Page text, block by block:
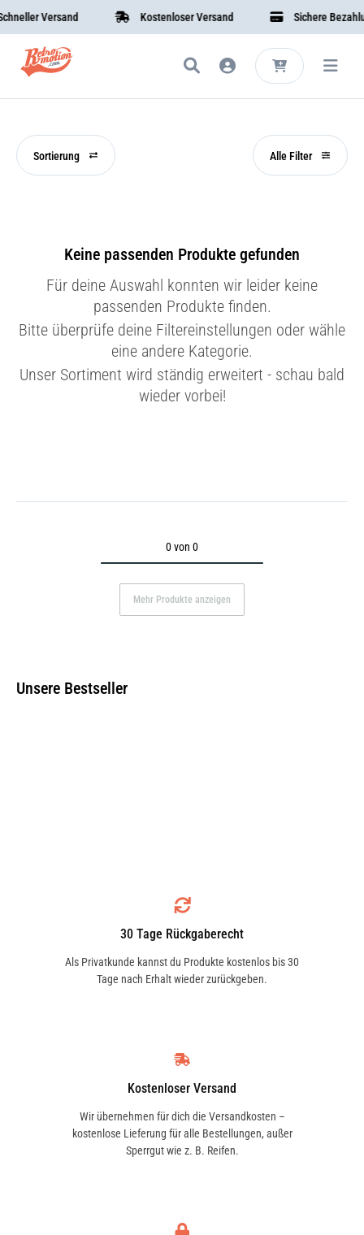
Versand Kostenloser Versand Sichere
Sortierung Alle Filter
Keine passenden Produkte gefunden
Für deine Auswahl konnten wir leider keine
passenden Produkte finden.
Bitte überprüfe deine Filtereinstellungen oder wähle
eine andere Kategorie.
Unser Sortiment wird ständig erweitert - schau bald
wieder vorbei!
0 von 0
Mehr Produkte anzeigen
Unsere Bestseller
30 Tage Rückgaberecht
Als Privatkunde kannst du Produkte kostenlos bis 30
Tage nach Erhalt wieder zurückgeben.
Kostenloser Versand
Wir übernehmen für dich die Versandkosten –
kostenlose Lieferung für alle Bestellungen, außer
Sperrgut wie z. B. Reifen.